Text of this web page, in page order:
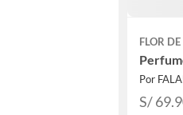
FLOR
Por
S/